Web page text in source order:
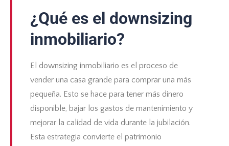
¿Qué es el downsizing
inmobiliario?
El downsizing inmobiliario es el proceso de
vender una casa grande para comprar una más
pequeña. Esto se hace para tener más dinero
disponible, bajar los gastos de mantenimiento y
mejorar la calidad de vida durante la jubilación.
Esta estrategia convierte el patrimonio